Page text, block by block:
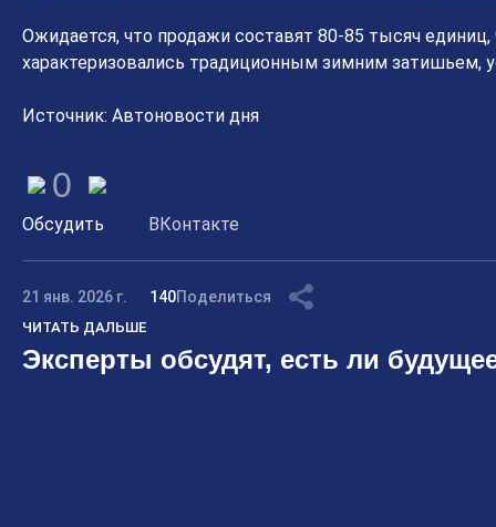
Ожидается, что продажи составят 80-85 тысяч
характеризовались традиционным зимним затишьем,
Источник: Автоновости дня
0
Обсудить ВКонтакте
21 янв. 2026 г. 140Поделиться
ЧИТАТЬ ДАЛЬШЕ
Эксперты обсудят, есть ли